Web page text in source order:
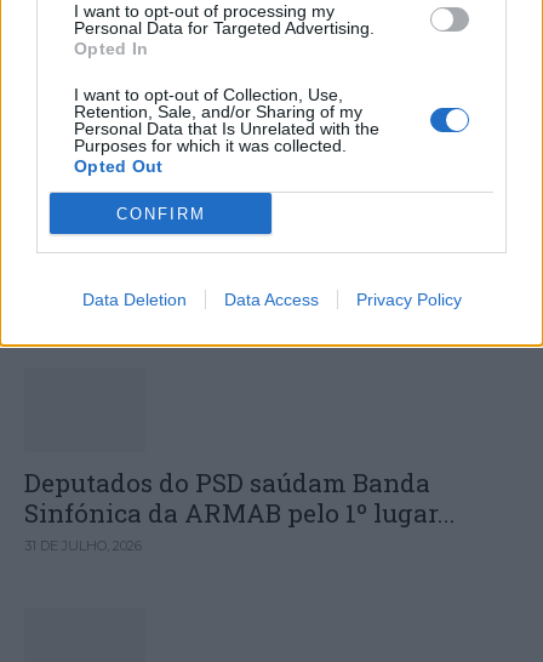
I want to opt-out of processing my
Personal Data for Targeted Advertising.
Opted In
I want to opt-out of Collection, Use,
Retention, Sale, and/or Sharing of my
Personal Data that Is Unrelated with the
Purposes for which it was collected.
Opted Out
CONFIRM
Data Deletion Data Access Privacy Policy
Colheita de sangue regressa ao
Hospital Sousa Martins durante o mês
de agosto
Deputados do PSD saúdam Banda
Sinfónica da ARMAB pelo 1º lugar...
31 DE JULHO, 2026